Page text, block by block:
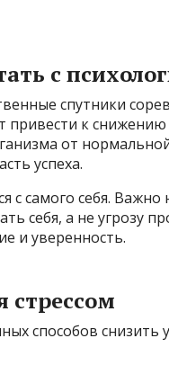
с
спутники
привести к
от
успеха.
с самого себя.
себя, а не угрозу
и уверенность.
стрессом
способов снизить